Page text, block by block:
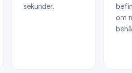
sekunder.
om